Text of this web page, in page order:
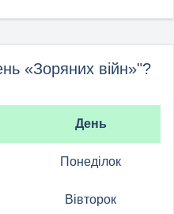
«Зоряних війн»"?
День
Понеділок
Вівторок